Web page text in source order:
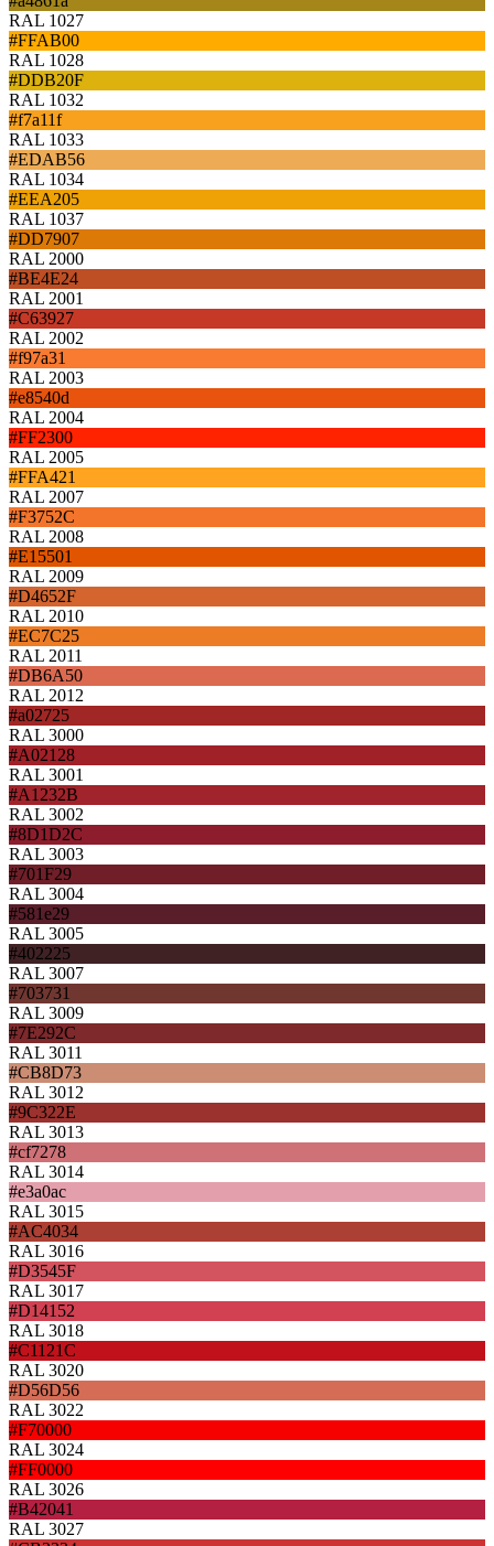
RAL 1027
#FFAB00
RAL 1028
#DDB20F
RAL 1032
#f7a11f
RAL 1033
#EDAB56
RAL 1034
#EEA205
RAL 1037
#DD7907
RAL 2000
#BE4E24
RAL 2001
#C63927
RAL 2002
#f97a31
RAL 2003
#e8540d
RAL 2004
#FF2300
RAL 2005
#FFA421
RAL 2007
#F3752C
RAL 2008
#E15501
RAL 2009
#D4652F
RAL 2010
#EC7C25
RAL 2011
#DB6A50
RAL 2012
#a02725
RAL 3000
#A02128
RAL 3001
#A1232B
RAL 3002
#8D1D2C
RAL 3003
#701F29
RAL 3004
#581e29
RAL 3005
#402225
RAL 3007
#703731
RAL 3009
#7E292C
RAL 3011
#CB8D73
RAL 3012
#9C322E
RAL 3013
#cf7278
RAL 3014
#e3a0ac
RAL 3015
#AC4034
RAL 3016
#D3545F
RAL 3017
#D14152
RAL 3018
#C1121C
RAL 3020
#D56D56
RAL 3022
#F70000
RAL 3024
#FF0000
RAL 3026
#B42041
RAL 3027